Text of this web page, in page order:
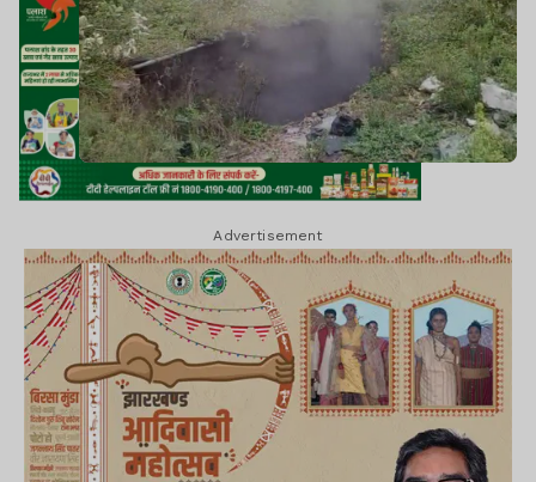
Advertisement